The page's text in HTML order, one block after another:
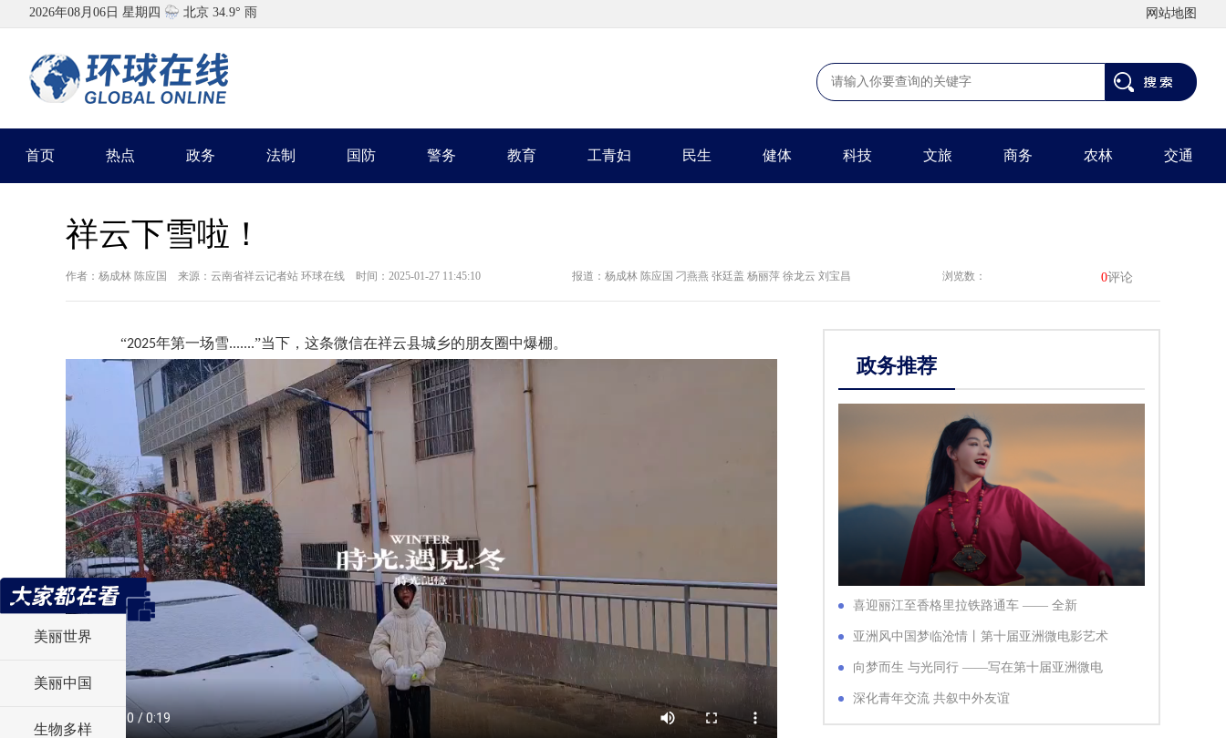
网站地图
首页 热点 政务 法制 国防 警务 教育 工青妇 民生 健体 科技 文旅 商务 农林 交通
美丽世界
美丽中国
生物多样
祥云下雪啦！
作者：杨成林 陈应国 来源：云南省祥云记者站 环球在线 时间：2025-01-27 11:45:10 报道：杨成林 陈应国 刁燕燕 张廷盖 杨丽萍 徐龙云 刘宝昌 浏览数： 0评论
“2025年第一场雪.......”当下，这条微信在祥云县城乡的朋友圈中爆棚。
政务推荐
喜迎丽江至香格里拉铁路通车 —— 全新
MV《七彩天路》献礼铁路英雄
亚洲风中国梦临沧情丨第十届亚洲微电影艺术
节开幕
向梦而生 与光同行 ——写在第十届亚洲微电
影艺术节开幕之际
深化青年交流 共叙中外友谊